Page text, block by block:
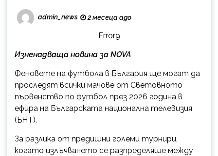
admin_news 2 месеца ago
Error9
Изненадваща новина за NOVA
Феновете на футбола в България ще могат да
проследят всички мачове от Световното
първенство по футбол през 2026 година в
ефира на Българската национална телевизия
(БНТ).
За разлика от предишни големи турнири,
когато излъчването се разпределяше между